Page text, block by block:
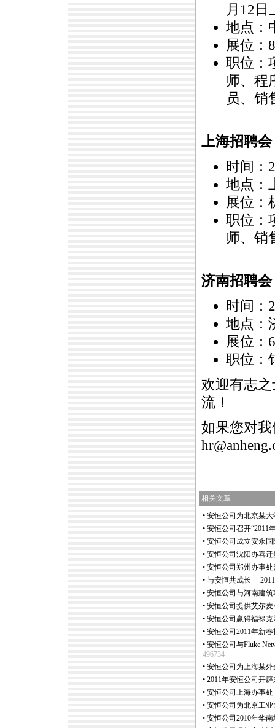
月12
地点：
展位：
职位：
师、程
员、销
上海招聘
时间：
地点：
展位：
职位：
师、销
济南招聘
时间：
地点：
展位：
职位：
欢迎有志
流！
如果您对
相关文章
• 安恒公司为北京某
• 安恒公司召开“2011
• 安恒公司成立安永
• 安恒公司沈阳办喜迁
• 安恒公司郑州办事
• 与安恒共成长---
• 安恒公司与河南建
• 安恒公司提供艾尔
• 安恒公司赢得福禄克
• 安恒公司2011年新
• 安恒公司与Fluke
496734
• 安恒公司为上海某
• 2011年安恒公司开
• 安恒公司上海办事处
• 安恒公司为北京工业
• 安恒公司2010年华